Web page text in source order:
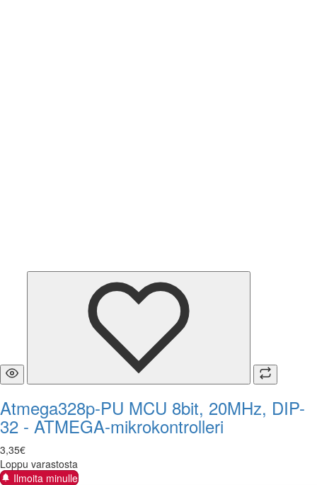
Atmega328p-PU MCU 8bit, 20MHz, DIP-
32 - ATMEGA-mikrokontrolleri
3,35€
Loppu varastosta
Ilmoita minulle